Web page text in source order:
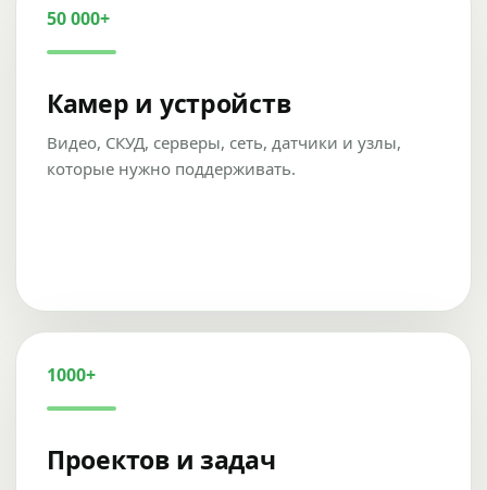
50 000+
Камер и устройств
Видео, СКУД, серверы, сеть, датчики и узлы,
которые нужно поддерживать.
1000+
Проектов и задач